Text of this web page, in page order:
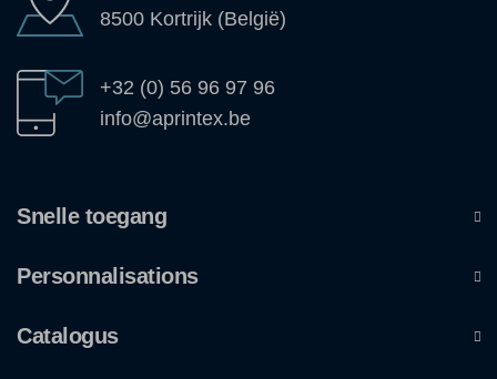
8500 Kortrijk (België)
+32 (0) 56 96 97 96
info@aprintex.be
Snelle toegang
Personnalisations
Catalogus